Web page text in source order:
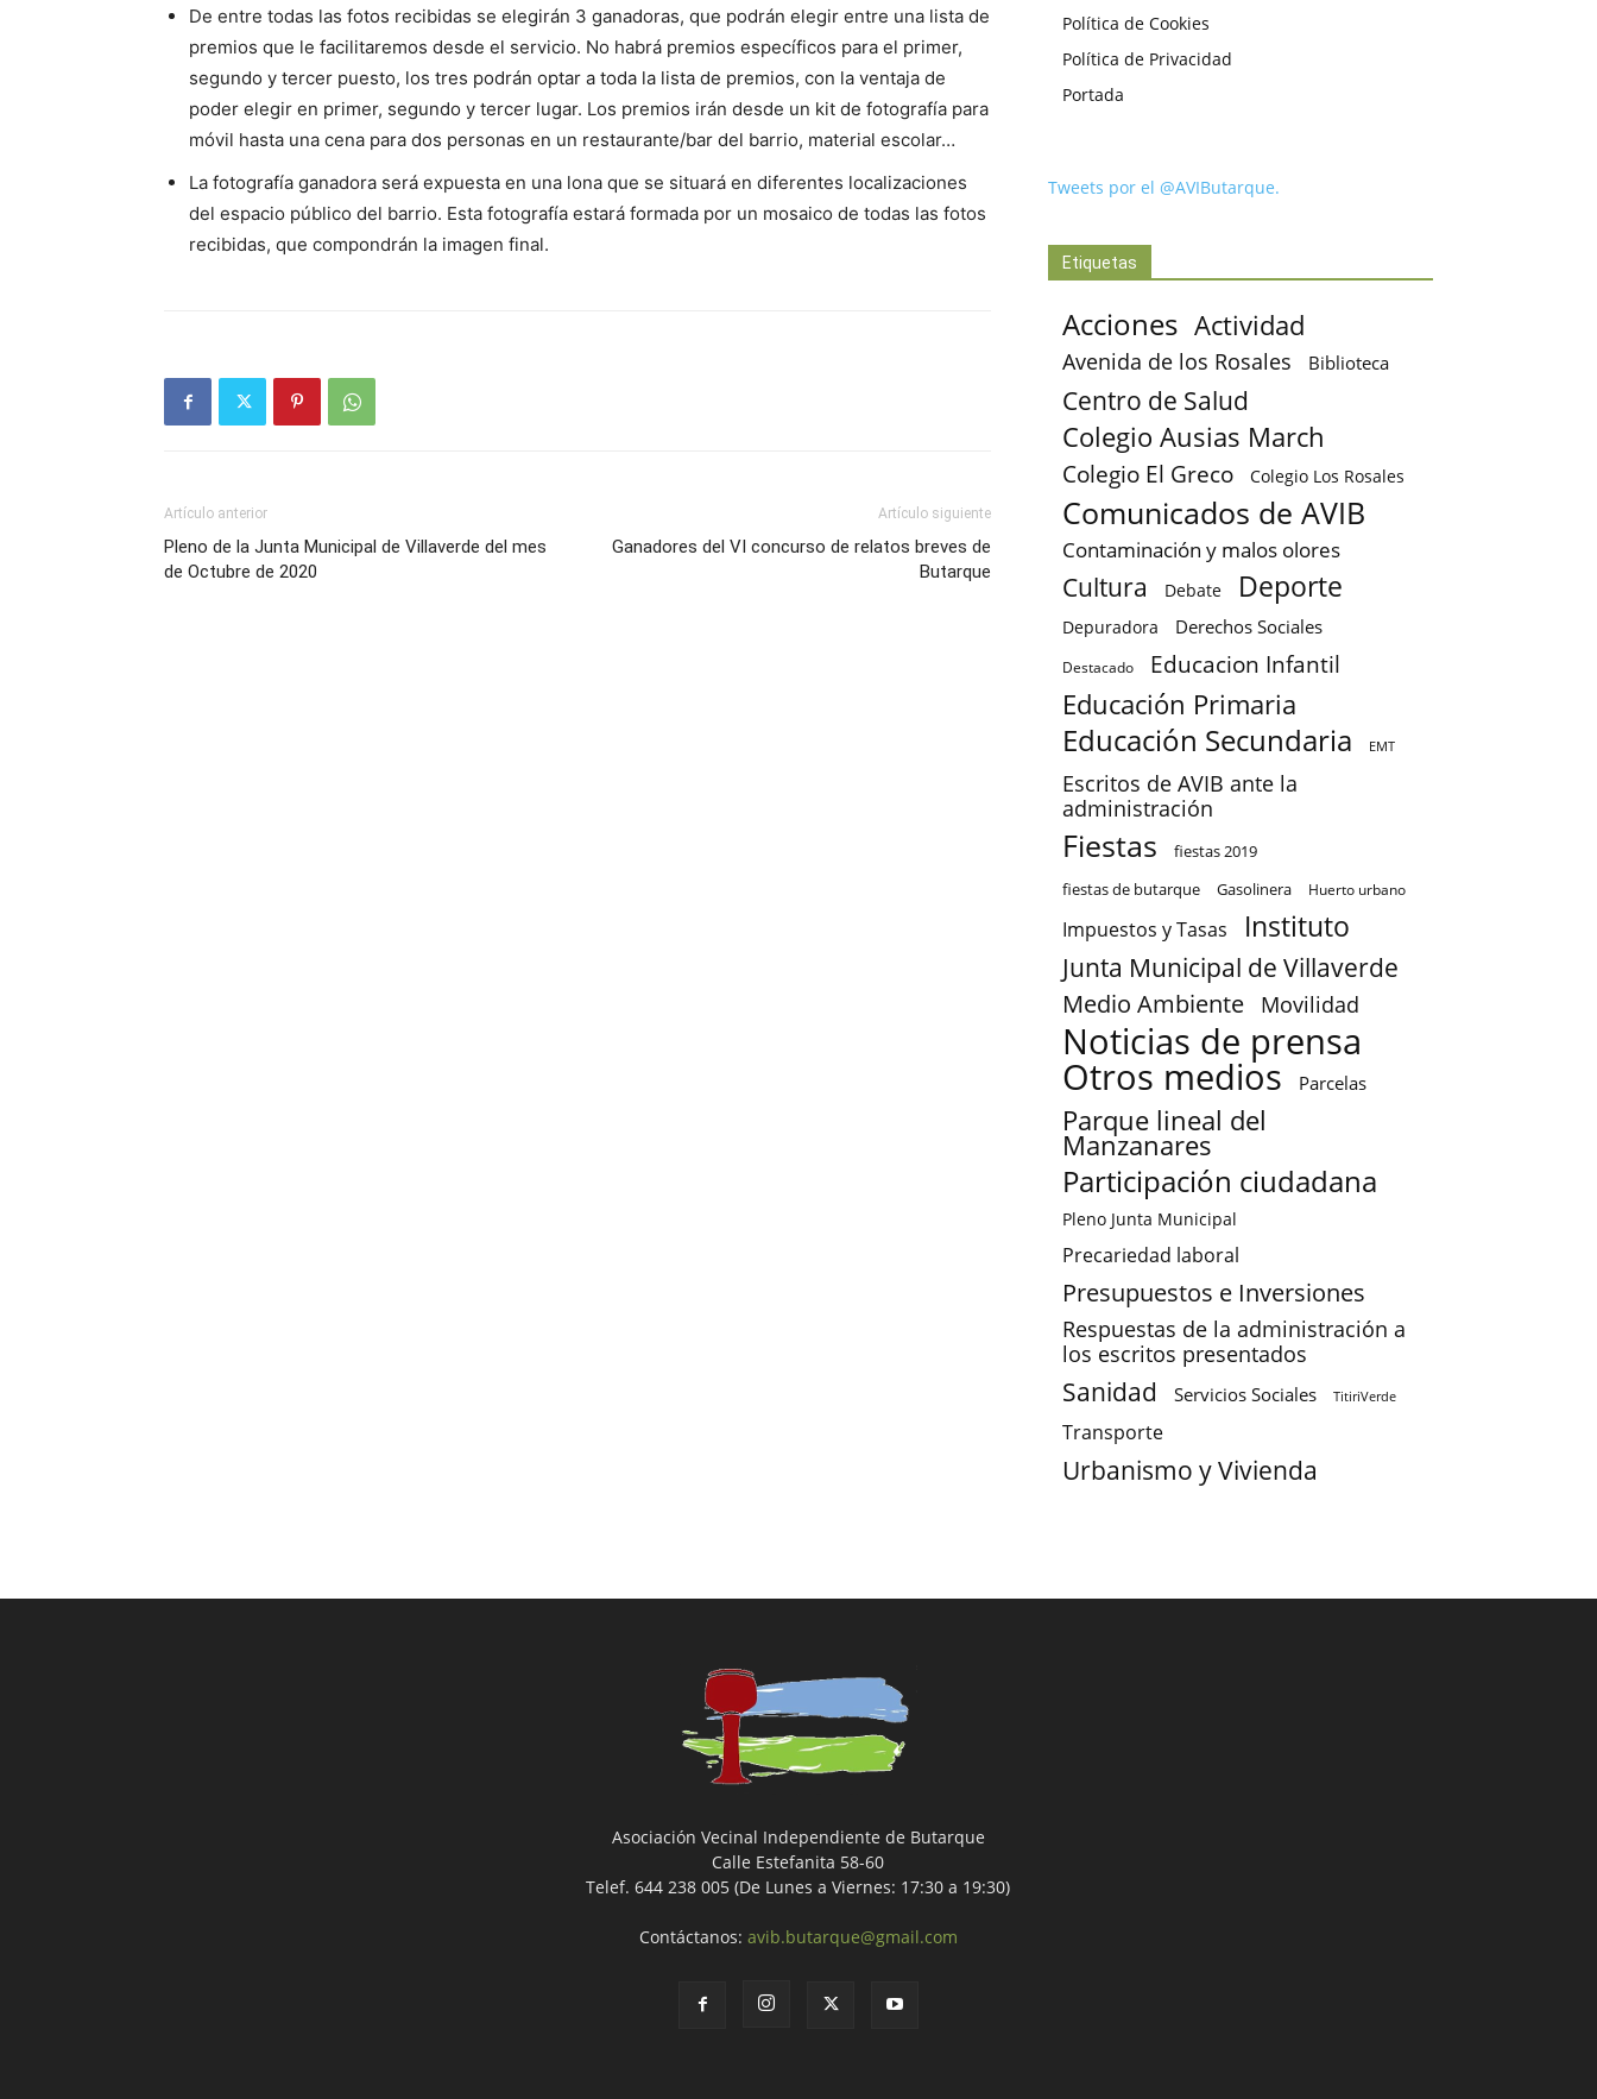
De entre todas las fotos recibidas se elegirán 3 ganadoras, que podrán elegir entre una lista de
premios que le facilitaremos desde el servicio. No habrá premios específicos para el primer,
segundo y tercer puesto, los tres podrán optar a toda la lista de premios, con la ventaja de
poder elegir en primer, segundo y tercer lugar. Los premios irán desde un kit de fotografía para
móvil hasta una cena para dos personas en un restaurante/bar del barrio, material escolar…
La fotografía ganadora será expuesta en una lona que se situará en diferentes localizaciones
del espacio público del barrio. Esta fotografía estará formada por un mosaico de todas las fotos
recibidas, que compondrán la imagen final.
Artículo anterior
Pleno de la Junta Municipal de Villaverde del mes
de Octubre de 2020
Artículo siguiente
Ganadores del VI concurso de relatos breves de
Butarque
Política de Cookies
Política de Privacidad
Portada
Tweets por el @AVIButarque.
Etiquetas
Acciones Actividad
Avenida de los Rosales Biblioteca
Centro de Salud
Colegio Ausias March
Colegio El Greco Colegio Los Rosales
Comunicados de AVIB
Contaminación y malos olores
Cultura Debate Deporte
Depuradora Derechos Sociales
Destacado Educacion Infantil
Educación Primaria
Educación Secundaria EMT
Escritos de AVIB ante la
administración
Fiestas
fiestas 2019
fiestas de butarque
Gasolinera Huerto urbano
Impuestos y Tasas Instituto
Junta Municipal de Villaverde
Medio Ambiente Movilidad
Noticias de prensa
Otros medios Parcelas
Parque lineal del
Manzanares
Participación ciudadana
Pleno Junta Municipal
Precariedad laboral
Presupuestos e Inversiones
Respuestas de la administración a
los escritos presentados
Sanidad Servicios Sociales TitiriVerde
Transporte
Urbanismo y Vivienda
Asociación Vecinal Independiente de Butarque
Calle Estefanita 58-60
Telef. 644 238 005 (De Lunes a Viernes: 17:30 a 19:30)
Contáctanos: avib.butarque@gmail.com